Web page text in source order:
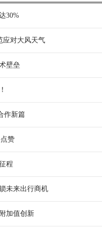
30%
应对大风天气
壁垒
作新篇
赞
程
未来出行商机
加值创新